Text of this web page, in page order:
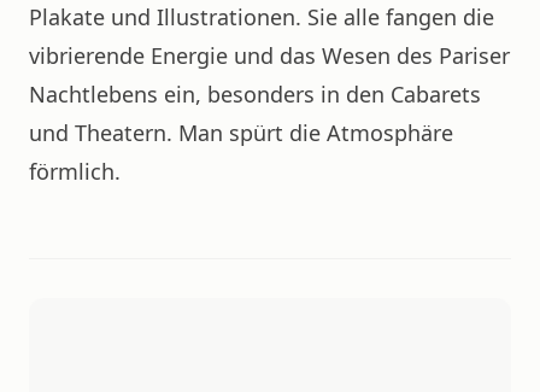
Plakate und Illustrationen. Sie alle fangen die
vibrierende Energie und das Wesen des Pariser
Nachtlebens ein, besonders in den Cabarets
und Theatern. Man spürt die Atmosphäre
förmlich.